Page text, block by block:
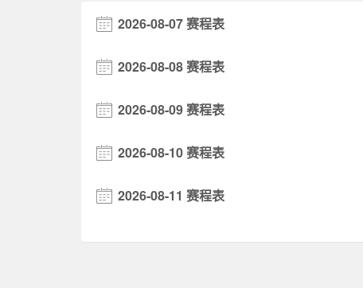
2026-08-07 赛程表
2026-08-08 赛程表
2026-08-09 赛程表
2026-08-10 赛程表
2026-08-11 赛程表